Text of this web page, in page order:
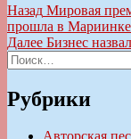
Навигация
по
записям
Назад Предыдущая
запись:
Мировая
прошла в
Далее Следующая
Бизнес
Искать:
Рубрики